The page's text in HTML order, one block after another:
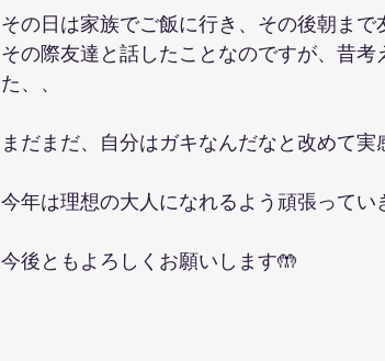
その日は家族でご飯に行き、その後朝ま
その際友達と話したことなのですが、昔
た、、
まだまだ、自分はガキなんだなと改めて実
今年は理想の大人になれるよう頑張ってい
今後ともよろしくお願いします🤲